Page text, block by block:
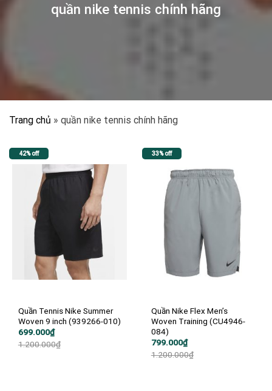
quần nike tennis chính hãng
Trang chủ » quần nike tennis chính hãng
42% off
Quần Tennis Nike Summer
Woven 9 inch (939266-010)
1.200.000₫
Giá
là:
699.000₫
Giá
tại
33% off
Quần Nike Flex Men’s
Woven Training (CU4946-
084)
1.200.000₫
Giá
là:
799.000₫
Giá
tại